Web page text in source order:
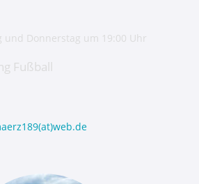
und Donnerstag um 19:00 Uhr
Fußball